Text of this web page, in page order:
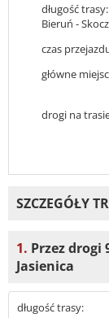
długość trasy:
Bieruń -
czas
główne
drogi na
SZCZEGÓŁY
1. Przez drogi
Jasienica
długość trasy: